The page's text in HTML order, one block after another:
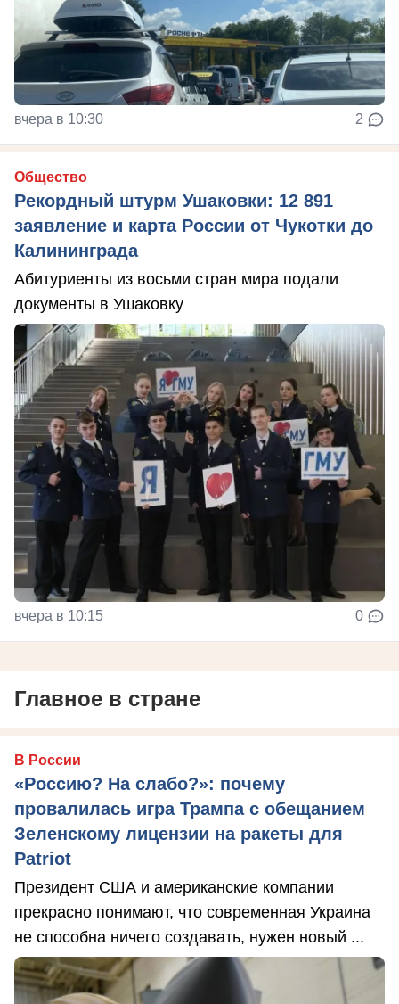
вчера в 10:30 2
Общество
Рекордный штурм Ушаковки: 12 891
заявление и карта России от Чукотки до
Калининграда
Абитуриенты из восьми стран мира подали
документы в Ушаковку
вчера в 10:15 0
Главное в стране
В России
«Россию? На слабо?»: почему
провалилась игра Трампа с обещанием
Зеленскому лицензии на ракеты для
Patriot
Президент США и американские компании
прекрасно понимают, что современная Украина
не способна ничего создавать, нужен новый ...